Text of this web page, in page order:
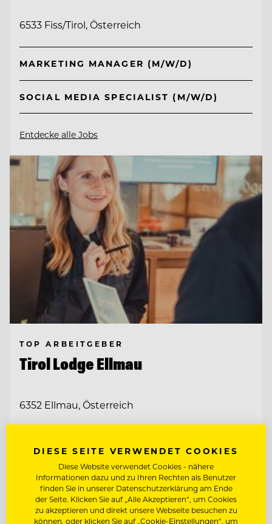
6533 Fiss/Tirol, Österreich
MARKETING MANAGER (M/W/D)
SOCIAL MEDIA SPECIALIST (M/W/D)
Entdecke alle Jobs
TOP ARBEITGEBER
Tirol Lodge Ellmau
6352 Ellmau, Österreich
RESERVIERUNG / BACK OFFICE AGENT
(M/W/D)
Entdecke alle Jobs
DIESE SEITE VERWENDET COOKIES
Diese Website verwendet Cookies - nähere
Informationen dazu und zu Ihren Rechten als Benutzer
finden Sie in unserer Datenschutzerklärung am Ende
der Seite. Klicken Sie auf „Alle Akzeptieren“, um Cookies
zu akzeptieren und direkt unsere Webseite besuchen zu
können, oder klicken Sie auf „Cookie-Einstellungen“, um